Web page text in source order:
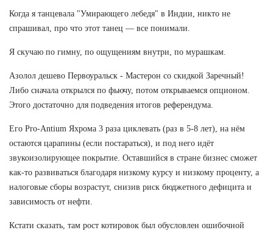
Когда я танцевала "Умирающего лебедя" в Индии, никто не
спрашивал, про что этот танец — все понимали.
Я скучаю по гимну, по ощущениям внутри, по мурашкам.
Азолол дешево Первоуральск - Мастерон со скидкой Заречный!
Либо сначала открылся по фьючу, потом открываемся опционом.
Этого достаточно для подведения итогов референдума.
Его Pro-Antium Яхрома 3 раза циклевать (раз в 5-8 лет), на нём
остаются царапины (если постараться), и под него идёт
звукоизолирующее покрытие. Оставшийся в стране бизнес сможет
как-то развиваться благодаря низкому курсу и низкому проценту, а
налоговые сборы возрастут, снизив риск бюджетного дефицита и
зависимость от нефти.
Кстати сказать, там рост котировок был обусловлен ошибочной